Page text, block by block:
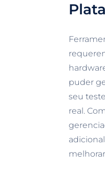
puder
seu
real.